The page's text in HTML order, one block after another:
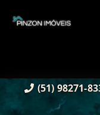
(51) 98271-